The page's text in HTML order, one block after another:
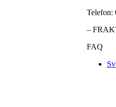
Telefon:
–
FAQ